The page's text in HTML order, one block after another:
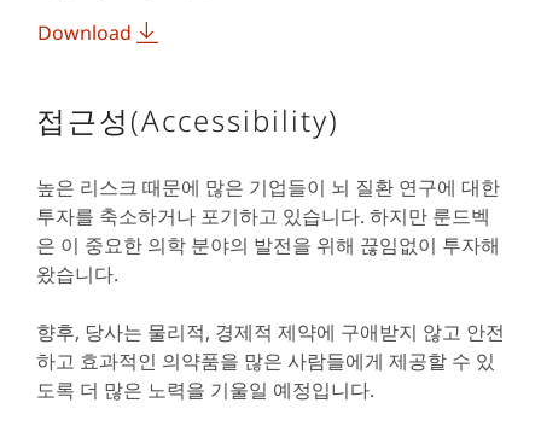
Download
접근성(Accessibility)
높은 리스크 때문에 많은 기업들이 뇌 질환 연구에 대한
투자를 축소하거나 포기하고 있습니다. 하지만 룬드벡
은 이 중요한 의학 분야의 발전을 위해 끊임없이 투자해
왔습니다.
향후, 당사는 물리적, 경제적 제약에 구애받지 않고 안전
하고 효과적인 의약품을 많은 사람들에게 제공할 수 있
도록 더 많은 노력을 기울일 예정입니다.